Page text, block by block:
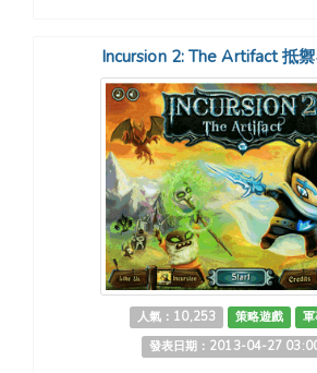
Incursion 2: The Artifact 抵
人氣：10,253 策略遊戲
發表日期：2013-04-27